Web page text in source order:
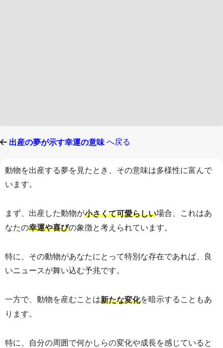
出産の夢が示す幸運の意味 へ戻る
動物を出産する夢を見たとき、その意味は多様性に富んで
います。
まず、出産した動物が小さくて可愛らしい場合、これはあ
なたの幸運や喜びの象徴と考えられています。
特に、その動物があなたにとって特別な存在であれば、良
いニュースが舞い込む予兆です。
一方で、動物を産むことは新たな変化を暗示することもあ
ります。
特に、自分の周囲で何かしらの変化や成長を感じていると